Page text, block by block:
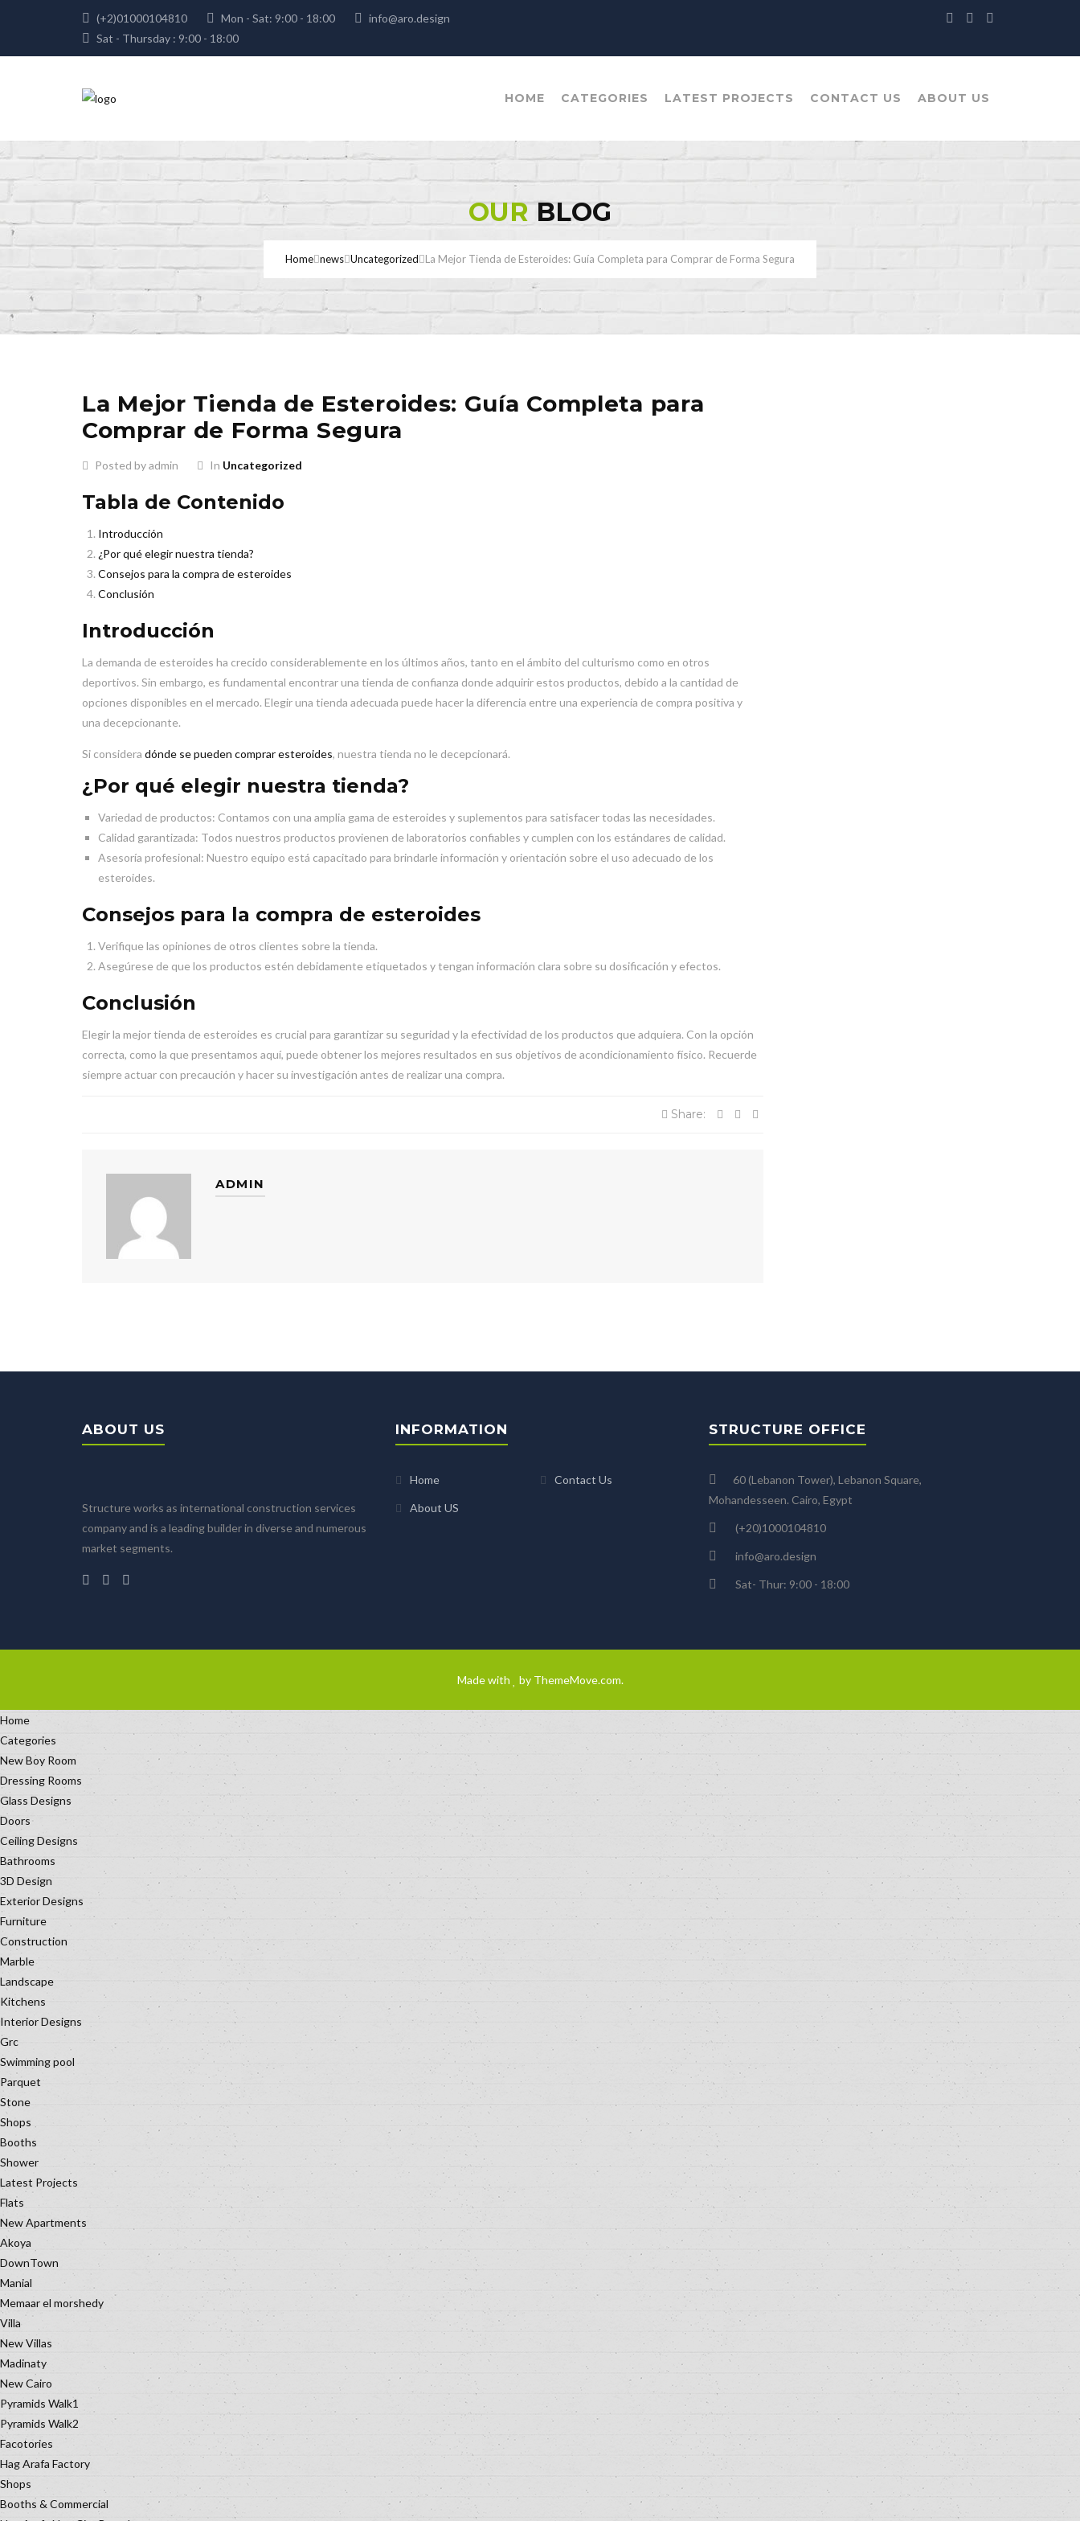
(+2)01000104810 Mon - Sat: 9:00 - 18:00
info@aro.design
Sat - Thursday : 9:00 - 18:00
HOME CATEGORIES LATEST PROJECTS CONTACT US ABOUT US
OURBLOG
Home news Uncategorized La Mejor Tienda de Esteroides: Guía Completa para Comprar de Forma Segura
La Mejor Tienda de Esteroides: Guía Completa para
Comprar de Forma Segura
Posted by admin In Uncategorized
Tabla de Contenido
Introducción
¿Por qué elegir nuestra tienda?
Consejos para la compra de esteroides
Conclusión
Introducción
La demanda de esteroides ha crecido considerablemente en los últimos años, tanto en el ámbito del culturismo como en otros
deportivos. Sin embargo, es fundamental encontrar una tienda de confianza donde adquirir estos productos, debido a la cantidad de
opciones disponibles en el mercado. Elegir una tienda adecuada puede hacer la diferencia entre una experiencia de compra positiva y
una decepcionante.
Si considera dónde se pueden comprar esteroides, nuestra tienda no le decepcionará.
¿Por qué elegir nuestra tienda?
Variedad de productos: Contamos con una amplia gama de esteroides y suplementos para satisfacer todas las necesidades.
Calidad garantizada: Todos nuestros productos provienen de laboratorios confiables y cumplen con los estándares de calidad.
Asesoría profesional: Nuestro equipo está capacitado para brindarle información y orientación sobre el uso adecuado de los
esteroides.
Consejos para la compra de esteroides
Verifique las opiniones de otros clientes sobre la tienda.
Asegúrese de que los productos estén debidamente etiquetados y tengan información clara sobre su dosificación y efectos.
Conclusión
Elegir la mejor tienda de esteroides es crucial para garantizar su seguridad y la efectividad de los productos que adquiera. Con la opción
correcta, como la que presentamos aquí, puede obtener los mejores resultados en sus objetivos de acondicionamiento físico. Recuerde
siempre actuar con precaución y hacer su investigación antes de realizar una compra.
Share:
ADMIN
ABOUT US
Structure works as international construction services
company and is a leading builder in diverse and numerous
market segments.
INFORMATION
Home Contact Us
About US
STRUCTURE OFFICE
60 (Lebanon Tower), Lebanon Square,
Mohandesseen. Cairo, Egypt
(+20)1000104810
info@aro.design
Sat- Thur: 9:00 - 18:00
Made with by ThemeMove.com.
Home
Categories
New Boy Room
Dressing Rooms
Glass Designs
Doors
Ceiling Designs
Bathrooms
3D Design
Exterior Designs
Furniture
Construction
Marble
Landscape
Kitchens
Interior Designs
Grc
Swimming pool
Parquet
Stone
Shops
Booths
Shower
Latest Projects
Flats
New Apartments
Akoya
DownTown
Manial
Memaar el morshedy
Villa
New Villas
Madinaty
New Cairo
Pyramids Walk1
Pyramids Walk2
Facotories
Hag Arafa Factory
Shops
Booths & Commercial